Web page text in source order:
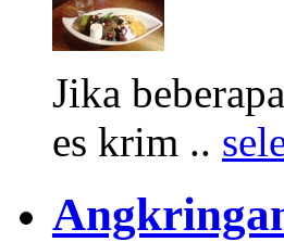
Jika
es krim ..